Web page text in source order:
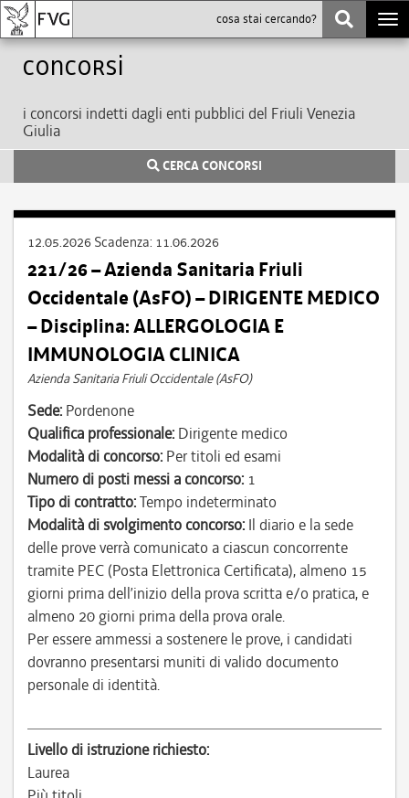
Concorsi
i concorsi indetti dagli enti pubblici del Friuli Venezia
Giulia
CERCA CONCORSI
12.05.2026 Scadenza: 11.06.2026
221/26 – Azienda Sanitaria Friuli
Occidentale (AsFO) – DIRIGENTE MEDICO
– Disciplina: ALLERGOLOGIA E
IMMUNOLOGIA CLINICA
Azienda Sanitaria Friuli Occidentale (AsFO)
Sede: Pordenone
Qualifica professionale: Dirigente medico
Modalità di concorso: Per titoli ed esami
Numero di posti messi a concorso: 1
Tipo di contratto:Tempo indeterminato
Modalità di svolgimento concorso: Il diario e la sede
delle prove verrà comunicato a ciascun concorrente
tramite PEC (Posta Elettronica Certificata), almeno 15
giorni prima dell’inizio della prova scritta e/o pratica, e
almeno 20 giorni prima della prova orale.
Per essere ammessi a sostenere le prove, i candidati
dovranno presentarsi muniti di valido documento
personale di identità.
Livello di istruzione richiesto:
Laurea